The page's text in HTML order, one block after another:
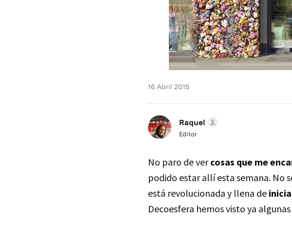
16 Abril 2015
Raquel
Editor
No paro de vercosas que me
podido estar allí esta semana. No
está revolucionada y llena de
Decoesfera hemos visto ya